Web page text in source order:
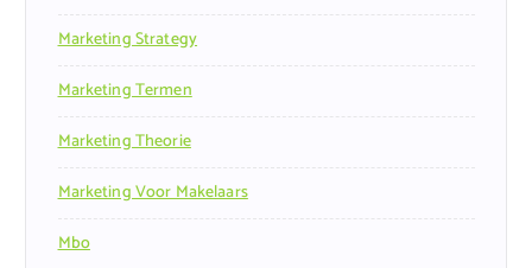
Marketing Strategy
Marketing Termen
Marketing Theorie
Marketing Voor Makelaars
Mbo